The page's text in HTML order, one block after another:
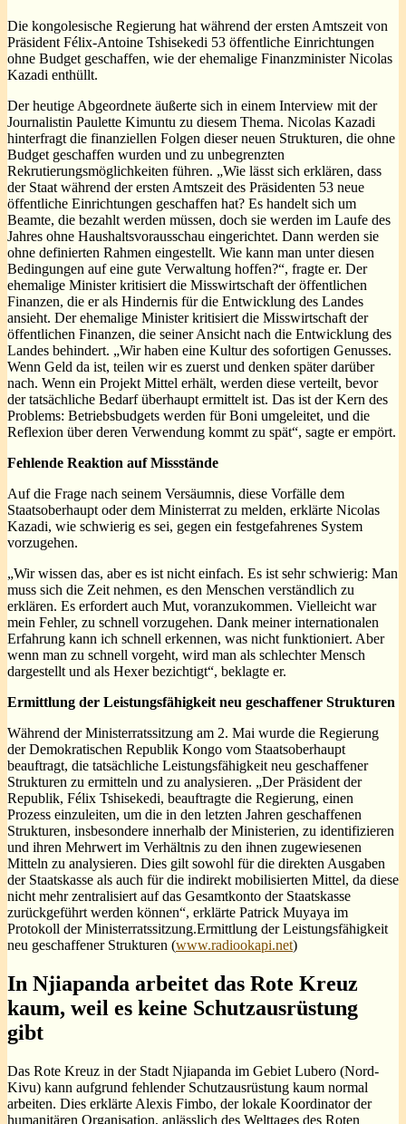
Die kongolesische Regierung hat während der ersten Amtszeit von
Präsident Félix-Antoine Tshisekedi 53 öffentliche Einrichtungen
ohne Budget geschaffen, wie der ehemalige Finanzminister Nicolas
Kazadi enthüllt.
Der heutige Abgeordnete äußerte sich in einem Interview mit der
Journalistin Paulette Kimuntu zu diesem Thema. Nicolas Kazadi
hinterfragt die finanziellen Folgen dieser neuen Strukturen, die ohne
Budget geschaffen wurden und zu unbegrenzten
Rekrutierungsmöglichkeiten führen. „Wie lässt sich erklären, dass
der Staat während der ersten Amtszeit des Präsidenten 53 neue
öffentliche Einrichtungen geschaffen hat? Es handelt sich um
Beamte, die bezahlt werden müssen, doch sie werden im Laufe des
Jahres ohne Haushaltsvorausschau eingerichtet. Dann werden sie
ohne definierten Rahmen eingestellt. Wie kann man unter diesen
Bedingungen auf eine gute Verwaltung hoffen?“, fragte er. Der
ehemalige Minister kritisiert die Misswirtschaft der öffentlichen
Finanzen, die er als Hindernis für die Entwicklung des Landes
ansieht. Der ehemalige Minister kritisiert die Misswirtschaft der
öffentlichen Finanzen, die seiner Ansicht nach die Entwicklung des
Landes behindert. „Wir haben eine Kultur des sofortigen Genusses.
Wenn Geld da ist, teilen wir es zuerst und denken später darüber
nach. Wenn ein Projekt Mittel erhält, werden diese verteilt, bevor
der tatsächliche Bedarf überhaupt ermittelt ist. Das ist der Kern des
Problems: Betriebsbudgets werden für Boni umgeleitet, und die
Reflexion über deren Verwendung kommt zu spät“, sagte er empört.
Fehlende Reaktion auf Missstände
Auf die Frage nach seinem Versäumnis, diese Vorfälle dem
Staatsoberhaupt oder dem Ministerrat zu melden, erklärte Nicolas
Kazadi, wie schwierig es sei, gegen ein festgefahrenes System
vorzugehen.
„Wir wissen das, aber es ist nicht einfach. Es ist sehr schwierig: Man
muss sich die Zeit nehmen, es den Menschen verständlich zu
erklären. Es erfordert auch Mut, voranzukommen. Vielleicht war
mein Fehler, zu schnell vorzugehen. Dank meiner internationalen
Erfahrung kann ich schnell erkennen, was nicht funktioniert. Aber
wenn man zu schnell vorgeht, wird man als schlechter Mensch
dargestellt und als Hexer bezichtigt“, beklagte er.
Ermittlung der Leistungsfähigkeit neu geschaffener Strukturen
Während der Ministerratssitzung am 2. Mai wurde die Regierung
der Demokratischen Republik Kongo vom Staatsoberhaupt
beauftragt, die tatsächliche Leistungsfähigkeit neu geschaffener
Strukturen zu ermitteln und zu analysieren. „Der Präsident der
Republik, Félix Tshisekedi, beauftragte die Regierung, einen
Prozess einzuleiten, um die in den letzten Jahren geschaffenen
Strukturen, insbesondere innerhalb der Ministerien, zu identifizieren
und ihren Mehrwert im Verhältnis zu den ihnen zugewiesenen
Mitteln zu analysieren. Dies gilt sowohl für die direkten Ausgaben
der Staatskasse als auch für die indirekt mobilisierten Mittel, da diese
nicht mehr zentralisiert auf das Gesamtkonto der Staatskasse
zurückgeführt werden können“, erklärte Patrick Muyaya im
Protokoll der Ministerratssitzung.Ermittlung der Leistungsfähigkeit
neu geschaffener Strukturen (www.radiookapi.net)
In Njiapanda arbeitet das Rote Kreuz
kaum, weil es keine Schutzausrüstung
gibt
Das Rote Kreuz in der Stadt Njiapanda im Gebiet Lubero (Nord-
Kivu) kann aufgrund fehlender Schutzausrüstung kaum normal
arbeiten. Dies erklärte Alexis Fimbo, der lokale Koordinator der
humanitären Organisation, anlässlich des Welttages des Roten